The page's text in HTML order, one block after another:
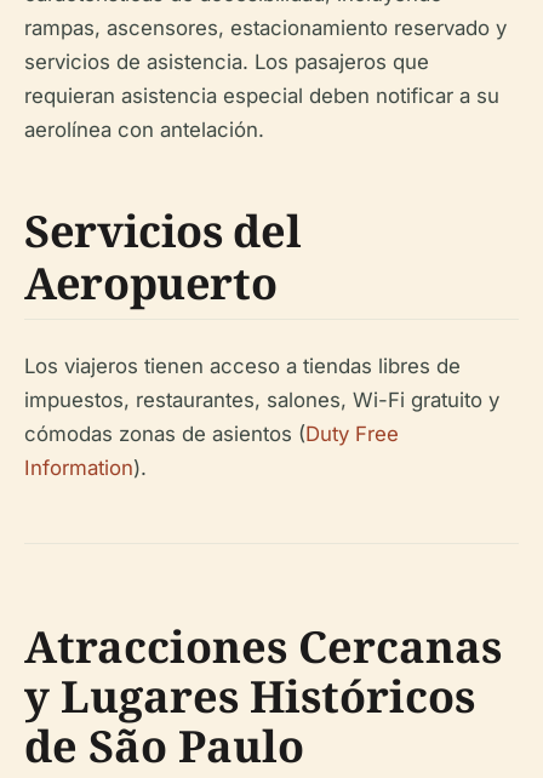
rampas, ascensores, estacionamiento reservado y
servicios de asistencia. Los pasajeros que
requieran asistencia especial deben notificar a su
aerolínea con antelación.
Servicios del
Aeropuerto
Los viajeros tienen acceso a tiendas libres de
impuestos, restaurantes, salones, Wi-Fi gratuito y
cómodas zonas de asientos (Duty Free
Information).
Atracciones Cercanas
y Lugares Históricos
de São Paulo